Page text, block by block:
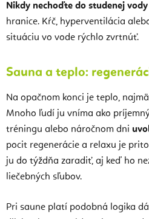
Nikdy nechoďte do studenej
hranice. Kŕč, hyperventilácia
situáciu vo vode rýchlo zvrtnúť.
Sauna a teplo:
Na opačnom konci je teplo,
Mnoho ľudí ju vníma ako
tréningu alebo náročnom dni
pocit regenerácie a relaxu je
ju do týždňa zaradiť, aj keď ho
liečebných sľubov.
Pri saune platí podobná logika